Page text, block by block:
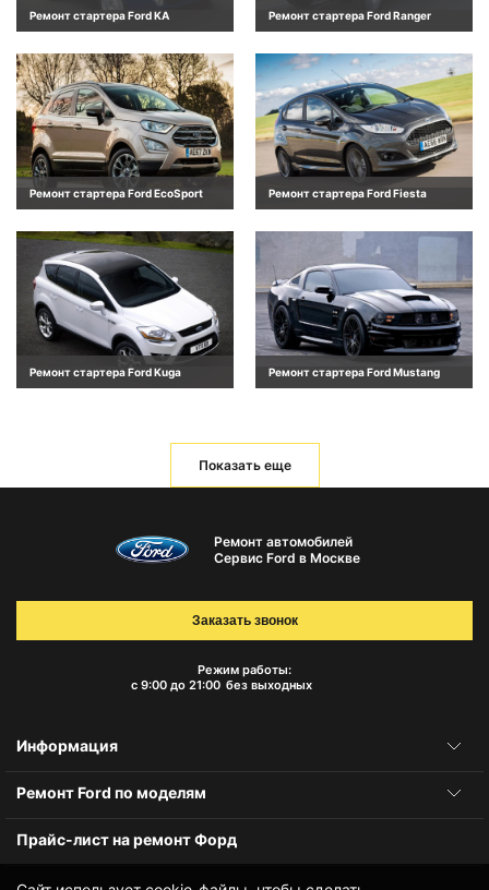
Ремонт стартера Ford KA Ремонт стартера Ford Ranger
Ремонт стартера Ford EcoSport Ремонт стартера Ford Fiesta
Ремонт стартера Ford Kuga Ремонт стартера Ford Mustang
Показать еще
Ремонт автомобилей
Сервис Ford в Москве
Режим работы:
с 9:00 до 21:00 без выходных
Заказать звонок
Информация
Ремонт Ford по моделям
Прайс-лист на ремонт Форд